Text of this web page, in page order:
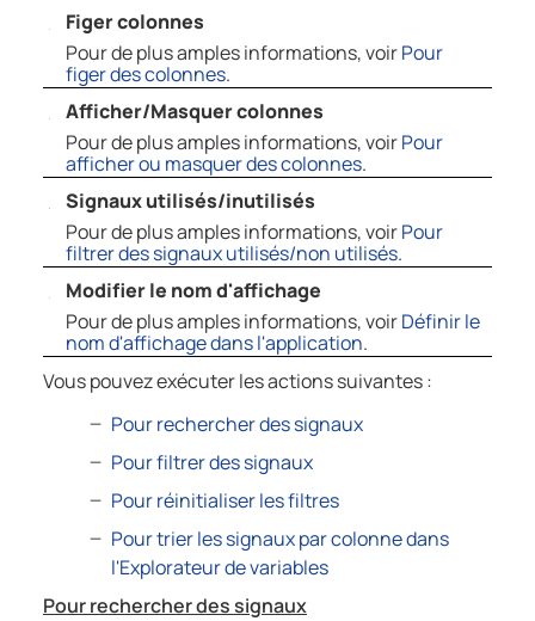
Figer colonnes
Pour de plus amples informations, voirPour
figer des colonnes.
Afficher/Masquer colonnes
Pour de plus amples informations, voirPour
afficher ou masquer des colonnes.
Signaux utilisés/inutilisés
Pour de plus amples informations, voirPour
filtrer des signaux utilisés/non utilisés.
Modifier le nom d'affichage
Pour de plus amples informations, voirDéfinir le
nom d'affichage dans l'application.
Vous pouvez exécuter les actions suivantes :
Pour rechercher des signaux
Pour filtrer des signaux
Pour réinitialiser les filtres
Pour trier les signaux par colonne dans
l'Explorateur de variables
Pour rechercher des signaux